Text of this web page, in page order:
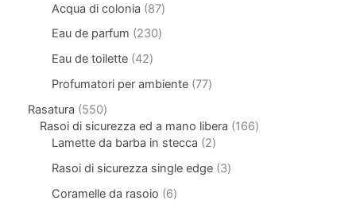
Acqua di colonia
87
Eau de parfum
230
Eau de toilette 42
Profumatori per ambiente 77
Rasatura
550
Rasoi di sicurezza ed a mano libera
166
Lamette da barba in stecca
2
Rasoi di sicurezza single edge 3
Coramelle da rasoio
6